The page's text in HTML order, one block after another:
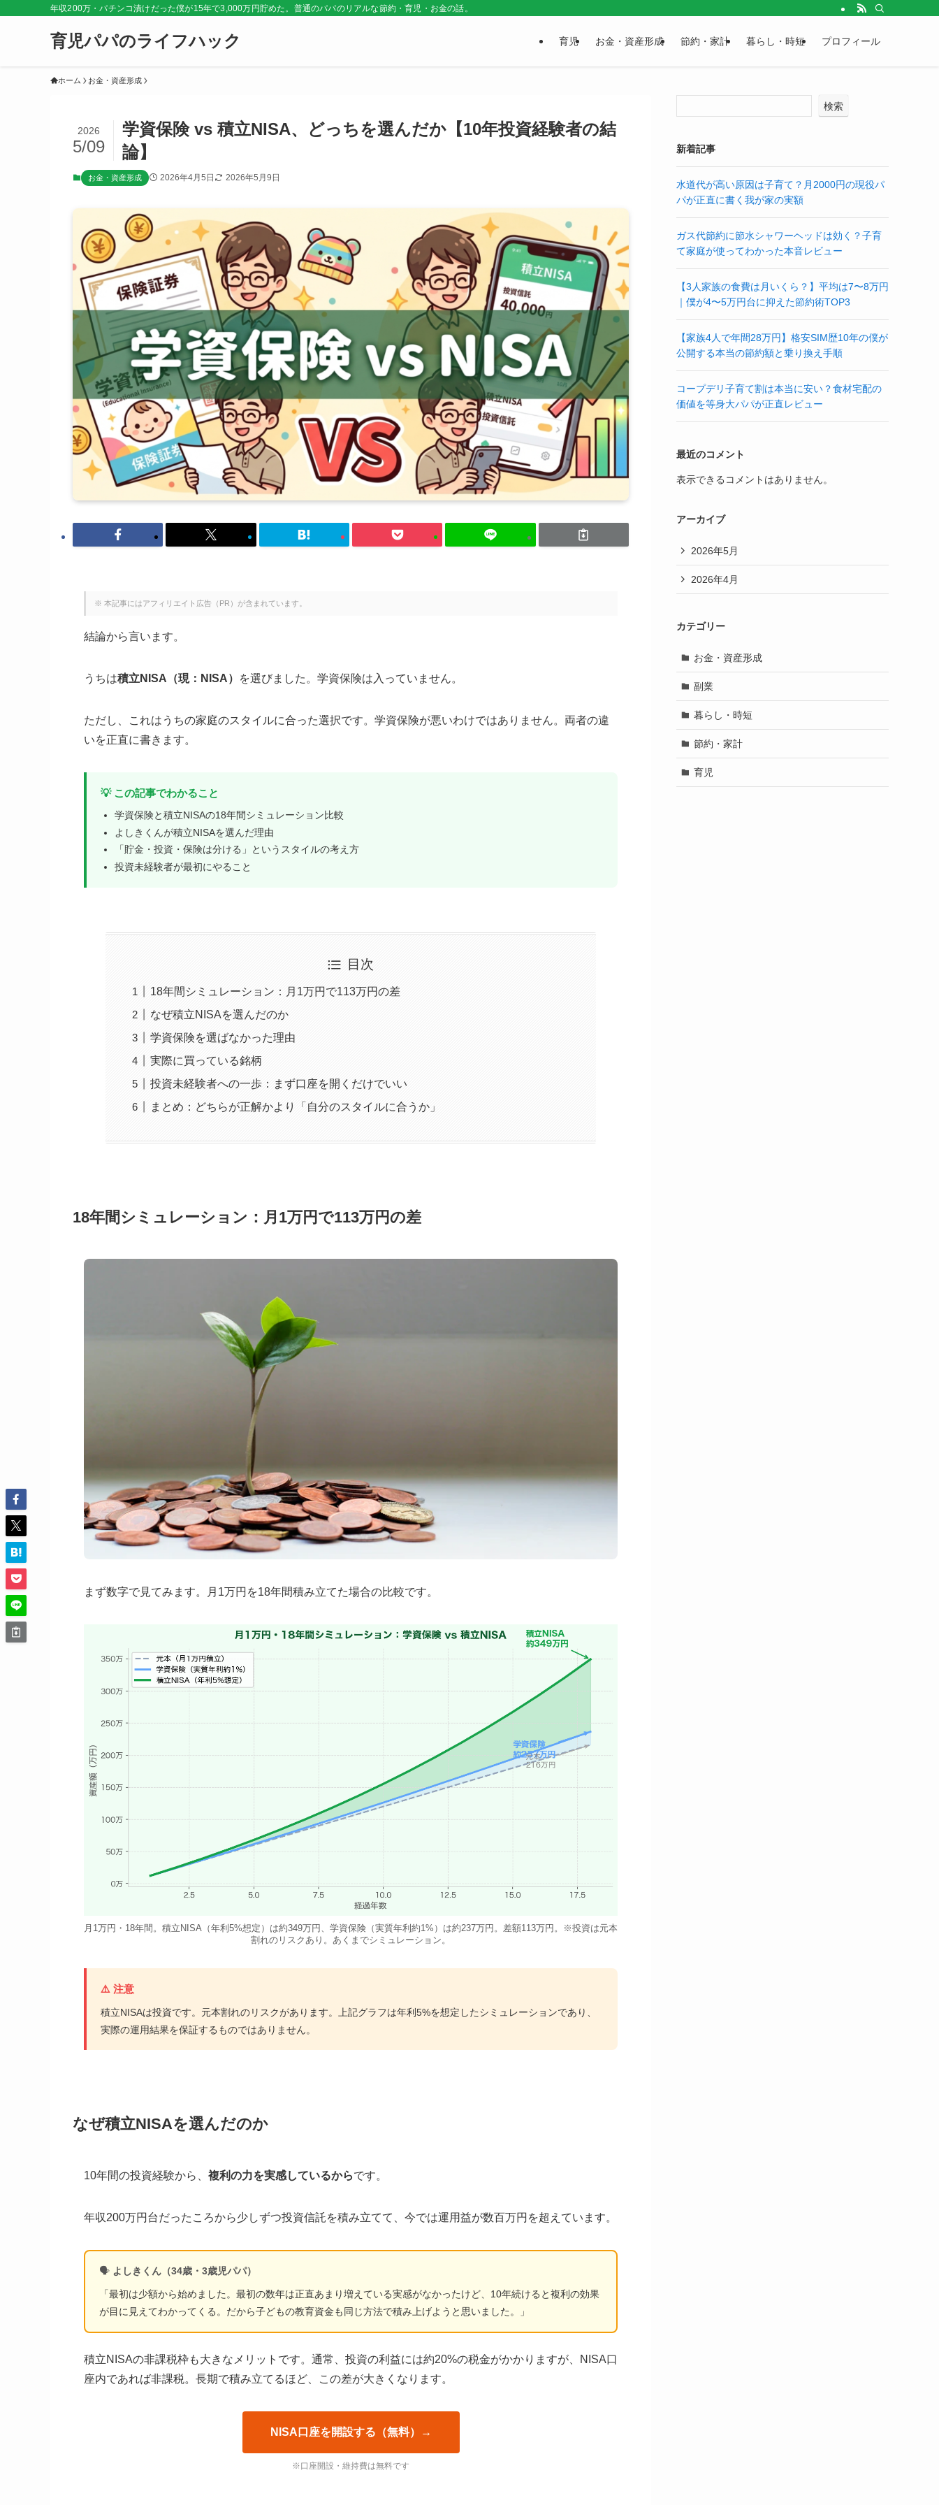
年収200万・パチンコ漬けだった僕が15年で3,000万円貯めた。普通のパパのリアルな節約・育児・お金の話。
育児パパのライフハック 育児 お金・資産形成 節約・家計 暮らし・時短 プロフィール
ホーム お金・資産形成
学資保険 vs 積立NISA、どっちを選んだか【10年投資経験者の結
論】
2026
5/09
お金・資産形成 2026年4月5日 2026年5月9日
※ 本記事にはアフィリエイト広告（PR）が含まれています。
結論から言います。
うちは積立NISA（現：NISA） を選びました。学資保険は入っていません。
ただし、これはうちの家庭のスタイルに合った選択です。学資保険が悪いわけではありません。両者の違
いを正直に書きます。
💡 この記事でわかること
学資保険と積立NISAの18年間シミュレーション比較
よしきくんが積立NISAを選んだ理由
「貯金・投資・保険は分ける」というスタイルの考え方
投資未経験者が最初にやること
目次
18年間シミュレーション：月1万円で113万円の差
なぜ積立NISAを選んだのか
学資保険を選ばなかった理由
実際に買っている銘柄
投資未経験者への一歩：まず口座を開くだけでいい
まとめ：どちらが正解かより「自分のスタイルに合うか」
18年間シミュレーション：月1万円で113万円の差
まず数字で見てみます。月1万円を18年間積み立てた場合の比較です。
月1万円・18年間。積立NISA（年利5%想定）は約349万円、学資保険（実質年利約1%）は約237万円。差額113万円。※投資は元本
割れのリスクあり。あくまでシミュレーション。
⚠️ 注意
積立NISAは投資です。元本割れのリスクがあります。上記グラフは年利5%を想定したシミュレーションであり、
実際の運用結果を保証するものではありません。
なぜ積立NISAを選んだのか
10年間の投資経験から、 複利の力を実感しているからです。
年収200万円台だったころから少しずつ投資信託を積み立てて、今では運用益が数百万円を超えています。
🗣️ よしきくん（34歳・3歳児パパ）
「最初は少額から始めました。最初の数年は正直あまり増えている実感がなかったけど、10年続けると複利の効果
が目に見えてわかってくる。だから子どもの教育資金も同じ方法で積み上げようと思いました。」
積立NISAの非課税枠も大きなメリットです。通常、投資の利益には約20%の税金がかかりますが、NISA口
座内であれば非課税。長期で積み立てるほど、この差が大きくなります。
NISA口座を開設する（無料）→
※口座開設・維持費は無料です
検索
新着記事
水道代が高い原因は子育て？月2000円の現役パ
パが正直に書く我が家の実額
ガス代節約に節水シャワーヘッドは効く？子育
て家庭が使ってわかった本音レビュー
【3人家族の食費は月いくら？】平均は7〜8万円
｜僕が4〜5万円台に抑えた節約術TOP3
【家族4人で年間28万円】格安SIM歴10年の僕が
公開する本当の節約額と乗り換え手順
コープデリ子育て割は本当に安い？食材宅配の
価値を等身大パパが正直レビュー
最近のコメント
表示できるコメントはありません。
アーカイブ
2026年5月
2026年4月
カテゴリー
お金・資産形成
副業
暮らし・時短
節約・家計
育児